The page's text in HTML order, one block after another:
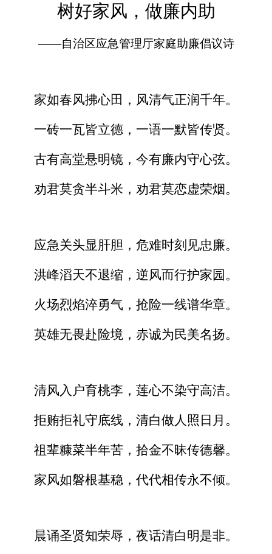
树好家风，做廉内助
——自治区应急管理厅家庭助廉倡议诗
家如春风拂心田，风清气正润千年。
一砖一瓦皆立德，一语一默皆传贤。
古有高堂悬明镜，今有廉内守心弦。
劝君莫贪半斗米，劝君莫恋虚荣烟。
应急关头显肝胆，危难时刻见忠廉。
洪峰滔天不退缩，逆风而行护家园。
火场烈焰淬勇气，抢险一线谱华章。
英雄无畏赴险境，赤诚为民美名扬。
清风入户育桃李，莲心不染守高洁。
拒贿拒礼守底线，清白做人照日月。
祖辈糠菜半年苦，拾金不昧传德馨。
家风如磐根基稳，代代相传永不倾。
晨诵圣贤知荣辱，夜话清白明是非。